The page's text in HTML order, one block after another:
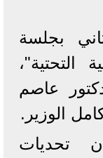
بجلسة
التحتية"،
عاصم
الوزير.
تحديات